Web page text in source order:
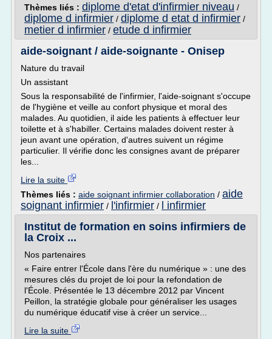
Thèmes liés : diplome d'etat d'infirmier niveau /
diplome d infirmier / diplome d etat d infirmier /
metier d infirmier / etude d infirmier
aide-soignant / aide-soignante - Onisep
Nature du travail
Un assistant
Sous la responsabilité de l'infirmier, l'aide-soignant s'occupe
de l'hygiène et veille au confort physique et moral des
malades. Au quotidien, il aide les patients à effectuer leur
toilette et à s'habiller. Certains malades doivent rester à
jeun avant une opération, d'autres suivent un régime
particulier. Il vérifie donc les consignes avant de préparer
les...
Lire la suite
Thèmes liés : aide soignant infirmier collaboration / aide
soignant infirmier / l'infirmier /
l infirmier
Institut de formation en soins infirmiers de
la Croix ...
Nos partenaires
« Faire entrer l'École dans l'ère du numérique » : une des
mesures clés du projet de loi pour la refondation de
l'École. Présentée le 13 décembre 2012 par Vincent
Peillon, la stratégie globale pour généraliser les usages
du numérique éducatif vise à créer un service...
Lire la suite